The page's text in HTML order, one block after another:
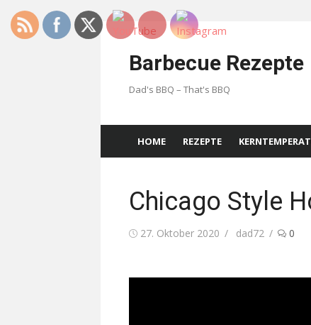
Skip
Barbecue Rezepte
Dad's BBQ – That's BBQ
HOME REZEPTE
Chicago Style
Posted
27. Oktober 2020 Author
dad72 0